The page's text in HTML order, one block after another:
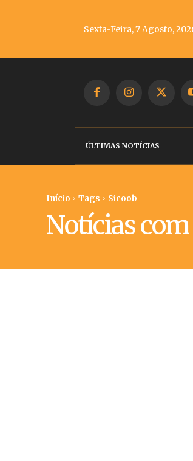
Sexta-Feira, 7 Agosto,
ÚLTIMAS NOTÍCIAS
Início Tags Sicoob
Notícias com